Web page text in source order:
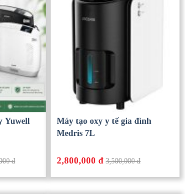
Chúng tôi có
LIÊN QUAN